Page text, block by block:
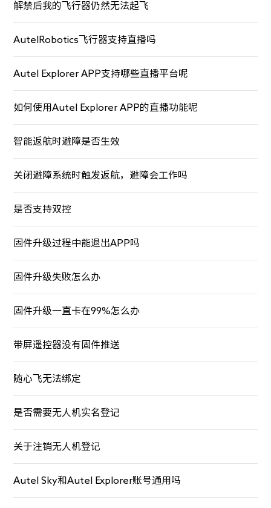
解禁后我的飞行器仍然无法起飞
AutelRobotics飞行器支持直播吗
Autel Explorer APP支持哪些直播平台呢
如何使用Autel Explorer APP的直播功能呢
智能返航时避障是否生效
关闭避障系统时触发返航，避障会工作吗
是否支持双控
固件升级过程中能退出APP吗
固件升级失败怎么办
固件升级一直卡在99%怎么办
带屏遥控器没有固件推送
随心飞无法绑定
是否需要无人机实名登记
关于注销无人机登记
Autel Sky和Autel Explorer账号通用吗